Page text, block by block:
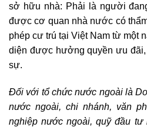
sở hữu nhà: Phải là người
được cơ quan nhà nước có
phép cư trú tại Việt Nam từ một
diện được hưởng quyền ưu
sự.
Đối với tổ chức nước ngoài là
nước ngoài, chi nhánh, văn
nghiệp nước ngoài, quỹ đầu